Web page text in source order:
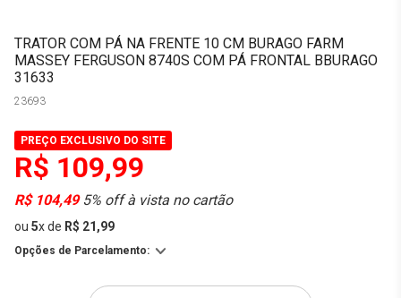
TRATOR COM PÁ NA FRENTE 10 CM BURAGO FARM
MASSEY FERGUSON 8740S COM PÁ FRONTAL BBURAGO
31633
23693
PREÇO EXCLUSIVO DO SITE
R$ 109,99
R$ 104,495% off à vista no cartão
ou 5xde R$ 21,99
Opções de Parcelamento: